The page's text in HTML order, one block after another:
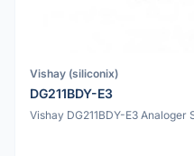
Vishay (siliconix)
DG211BDY-E3
Vishay DG211BDY-E3 Analoger